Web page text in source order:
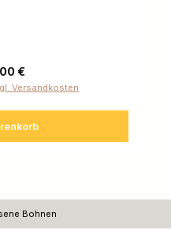
Preis:
€
Versandkosten
Bohnen